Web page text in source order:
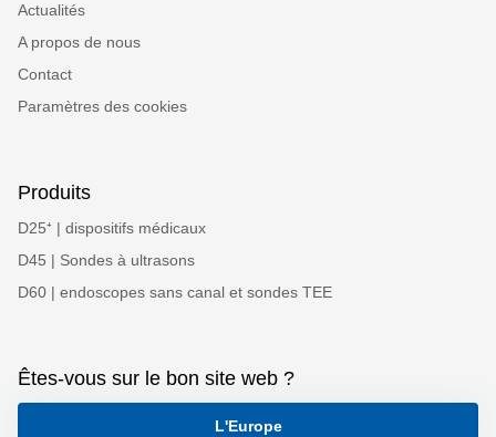
Actualités
A propos de nous
Contact
Paramètres des cookies
Produits
D25⁺ | dispositifs médicaux
D45 | Sondes à ultrasons
D60 | endoscopes sans canal et sondes TEE
Êtes-vous sur le bon site web ?
L'Europe